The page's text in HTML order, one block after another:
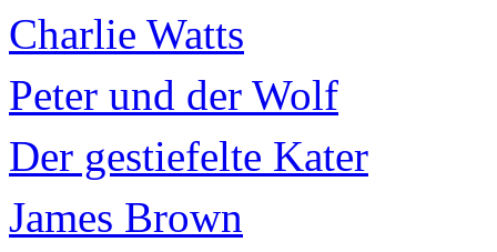
Charlie Watts
Peter und der Wolf
Der gestiefelte Kater
James Brown